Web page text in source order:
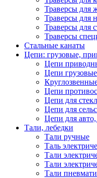
Траверсы для
Траверсы для
Траверсы для
Траверсы
Стальные канаты
Цепи: грузовые,
Цепи
Цепи грузовые
Цепи
Цепи для
Цепи для
Цепи для
Тали, лебедки
Тали ручные
Таль
Тали
Тали
Тали